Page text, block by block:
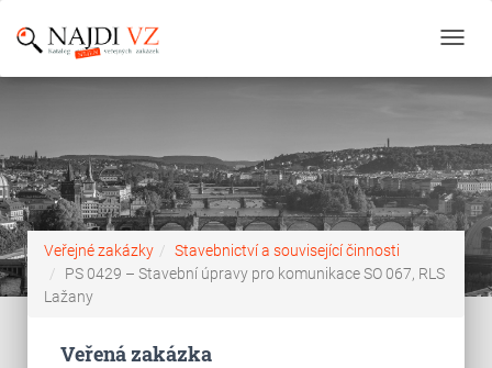
Veřejné zakázky
Stavebnictví a související činnosti
PS 0429 – Stavební úpravy pro komunikace SO 067, RLS
Lažany
Veřená zakázka